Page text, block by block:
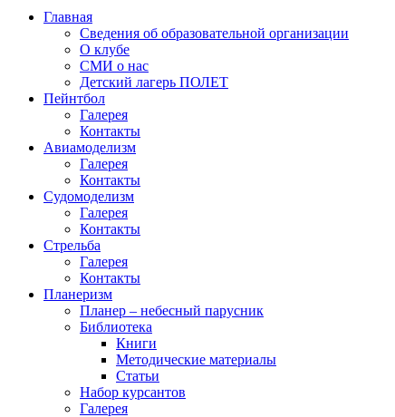
Главная
Сведения об образовательной организации
О клубе
СМИ о нас
Детский лагерь ПОЛЕТ
Пейнтбол
Галерея
Контакты
Авиамоделизм
Галерея
Контакты
Судомоделизм
Галерея
Контакты
Стрельба
Галерея
Контакты
Планеризм
Планер – небесный парусник
Библиотека
Книги
Методические материалы
Статьи
Набор курсантов
Галерея